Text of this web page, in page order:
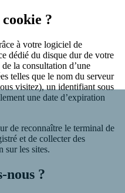
cookie ?
à votre logiciel de
dédié du disque dur de votre
la consultation d’une
telles que le nom du serveur
visitez), un identifiant sous
une date d’expiration
de reconnaître le terminal de
et de collecter des
sur les sites.
nous ?